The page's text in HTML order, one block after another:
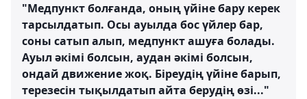
"Медпункт болғанда, оның үйіне бару керек
тарсылдатып. Осы ауылда бос үйлер бар,
соны сатып алып, медпункт ашуға болады.
Ауыл әкімі болсын, аудан әкімі болсын,
ондай движение жоқ. Біреудің үйіне барып,
терезесін тықылдатып айта берудің өзі..."